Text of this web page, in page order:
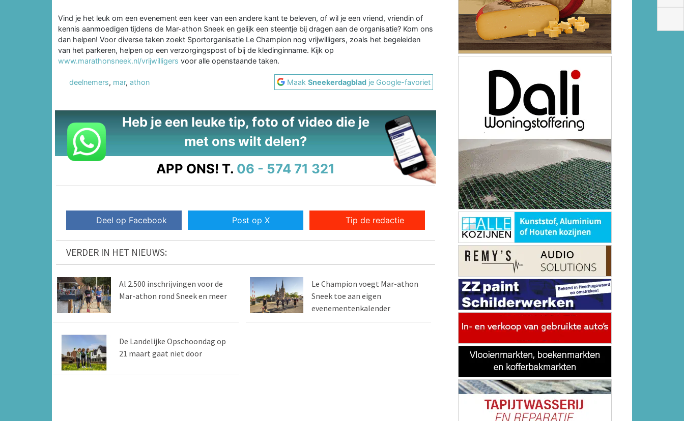
Vind je het leuk om een evenement een keer van een andere kant te beleven, of wil je een vriend, vriendin of
kennis aanmoedigen tijdens de Mar-athon Sneek en gelijk een steentje bij dragen aan de organisatie? Kom ons
dan helpen! Voor diverse taken zoekt Sportorganisatie Le Champion nog vrijwilligers, zoals het begeleiden
van het parkeren, helpen op een verzorgingspost of bij de kledinginname. Kijk op
www.marathonsneek.nl/vrijwilligers voor alle openstaande taken.
deelnemers, mar, athon MaakSneekerdagblad je Google-favoriet
Heb je een leuke tip, foto of video die je
met ons wilt delen?
APP ONS! T. 06 - 574 71 321
Deel op Facebook Post op X Tip de redactie
VERDER IN HET NIEUWS:
Al 2.500 inschrijvingen voor de
Mar-athon rond Sneek en meer
Le Champion voegt Mar-athon
Sneek toe aan eigen
evenementenkalender
De Landelijke Opschoondag op
21 maart gaat niet door